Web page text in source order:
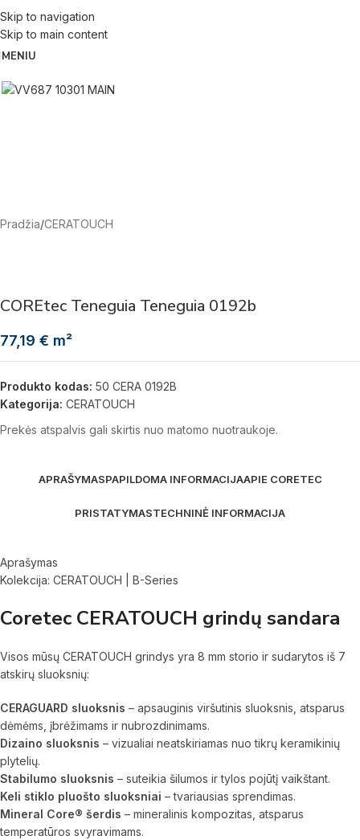
Skip to navigation
Skip to main content
MENIU
Pradžia/CERATOUCH
COREtec Teneguia Teneguia 0192b
77,19 € m²
Produkto kodas: 50 CERA 0192B
Kategorija: CERATOUCH
Prekės atspalvis gali skirtis nuo matomo nuotraukoje.
APRAŠYMASPAPILDOMA INFORMACIJAAPIE CORETEC
PRISTATYMASTECHNINĖ INFORMACIJA
Aprašymas
Kolekcija: CERATOUCH | B-Series
Coretec CERATOUCH grindų sandara
Visos mūsų CERATOUCH grindys yra 8 mm storio ir sudarytos iš 7
atskirų sluoksnių:
CERAGUARD sluoksnis – apsauginis viršutinis sluoksnis, atsparus
dėmėms, įbrėžimams ir nubrozdinimams.
Dizaino sluoksnis – vizualiai neatskiriamas nuo tikrų keramikinių
plytelių.
Stabilumo sluoksnis – suteikia šilumos ir tylos pojūtį vaikštant.
Keli stiklo pluošto sluoksniai – tvariausias sprendimas.
Mineral Core® šerdis – mineralinis kompozitas, atsparus
temperatūros svyravimams.